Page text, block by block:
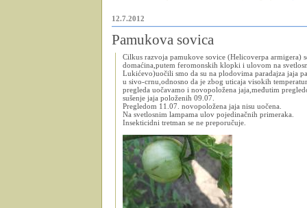
12.7.2012
Pamukova sovica
Cilkus razvoja pamukove sovice (Helicoverpa
domaćina,putem feromonskih klopki i ulovom na
Lukićevo)uočili smo da su na plodovima paradajza jaja
u sivo-crnu,odnosno da je zbog uticaja visokih
pregleda uočavamo i novopoložena jaja,međutim
sušenje jaja položenih 09.07.
Pregledom 11.07. novopoložena jaja nisu uočena.
Na svetlosnim lampama ulov pojedinačnih primeraka.
Insekticidni tretman se ne preporučuje.